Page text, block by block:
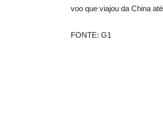
voo que viajou da China
FONTE: G1